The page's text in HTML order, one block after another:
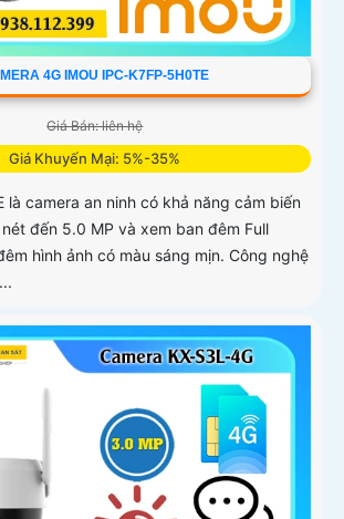
4G IMOU IPC-K7FP-5H0TE
Giá Bán: liên hệ
Giá Khuyến Mại: 5%-35%
là camera an ninh có khả năng cảm biến
đến 5.0 MP và xem ban đêm Full
hình ảnh có màu sáng mịn. Công nghệ